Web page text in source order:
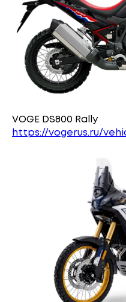
VOGE DS800 Rally
https://vogerus.ru/